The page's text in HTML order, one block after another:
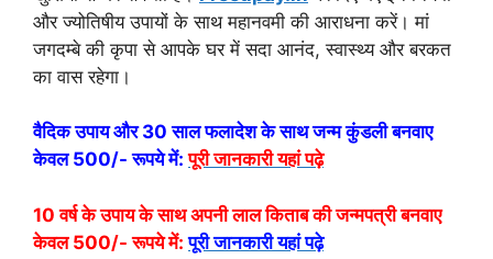
और ज्योतिषीय उपायों के साथ महानवमी की आराधना करें। मां
जगदम्बे की कृपा से आपके घर में सदा आनंद, स्वास्थ्य और बरकत
का वास रहेगा।
वैदिक उपाय और 30 साल फलादेश के साथ जन्म कुंडली बनवाए
केवल 500/- रूपये में: पूरी जानकारी यहां पढ़े
10 वर्ष के उपाय के साथ अपनी लाल किताब की जन्मपत्री बनवाए
केवल 500/- रूपये में: पूरी जानकारी यहां पढ़े